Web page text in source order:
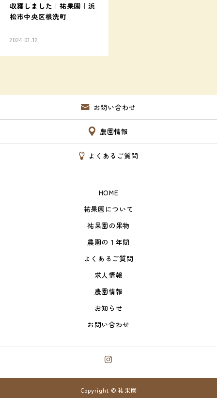
収獲しました｜祐果園｜浜
松市中央区根洗町
2024.01.12
お問い合わせ
農園情報
よくあるご質問
HOME
祐果園について
祐果園の果物
農園の１年間
よくあるご質問
求人情報
農園情報
お知らせ
お問い合わせ
Copyright © 祐果園